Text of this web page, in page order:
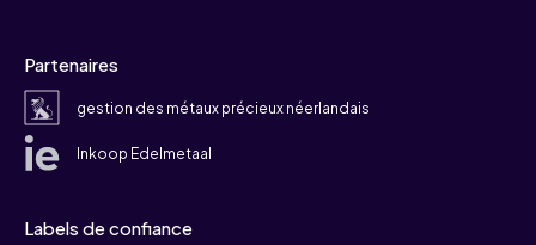
Partenaires
gestion des métaux précieux néerlandais
Inkoop Edelmetaal
Labels de confiance